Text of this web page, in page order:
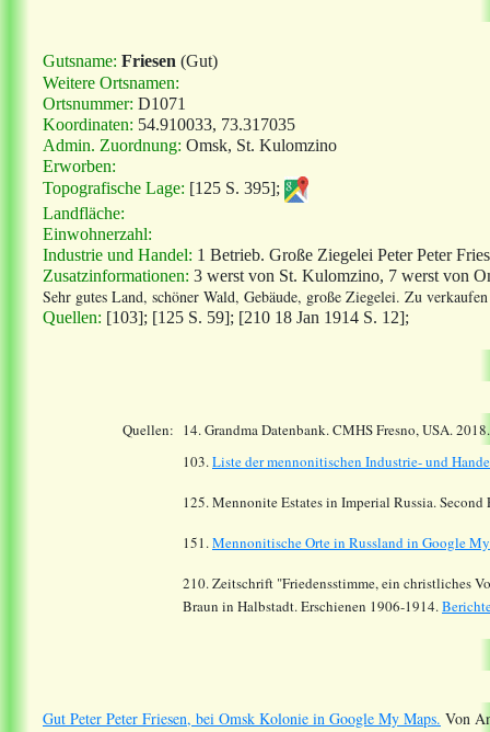
Gutsname: Friesen (Gut)
Weitere Ortsnamen:
Ortsnummer: D1071
Koordinaten: 54.910033, 73.317035
Admin. Zuordnung: Omsk, St. Kulomzino
Erworben:
Topografische Lage: [125 S. 395];
Landfläche:
Einwohnerzahl:
Industrie und Handel: 1 Betrieb. Große Ziegelei Peter Peter
Zusatzinformationen: 3 werst von St. Kulomzino, 7 werst von
Sehr gutes Land, schöner Wald, Gebäude, große Ziegelei. Zu
Quellen: [103]; [125 S. 59]; [210 18 Jan 1914 S. 12];
Quellen: 14.Grandma Datenbank. CMHS Fresno, USA.
103.Liste der mennonitischen Industrie- und
125. Mennonite Estates in Imperial Russia.
151.Mennonitische Orte in Russland in Google
210. Zeitschrift "Friedensstimme, ein christliches
Braun in Halbstadt. Erschienen 1906-1914.
Gut Peter Peter Friesen, bei Omsk Kolonie in Google My Maps. Von